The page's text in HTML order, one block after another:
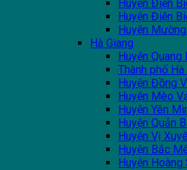
Huyện Điện
Huyện Điện
Huyện
Hà Giang
Huyện Quang
Thành phố Hà
Huyện Đồng
Huyện Mèo
Huyện Yên
Huyện Quản
Huyện Vị
Huyện Bắc
Huyện Hoàng